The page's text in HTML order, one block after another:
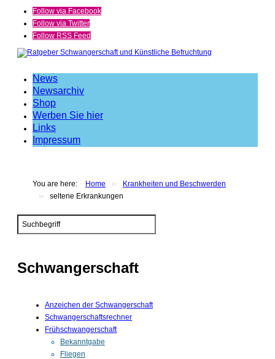
Follow via Facebook
Follow via Twitter
Follow RSS Feed
News
Newsarchiv
Shop
Werben Sie hier
Links
Impressum
You are here: Home ››
Krankheiten und Beschwerden
››
seltene Erkrankungen
Search
Schwangerschaft
Anzeichen der Schwangerschaft
Schwangerschaftsrechner
Frühschwangerschaft
Bekanntgabe
Fliegen